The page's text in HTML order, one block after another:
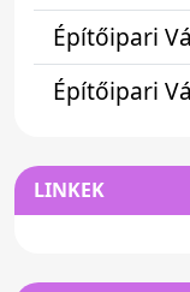
Építőipari
Építőipari
LINKEK